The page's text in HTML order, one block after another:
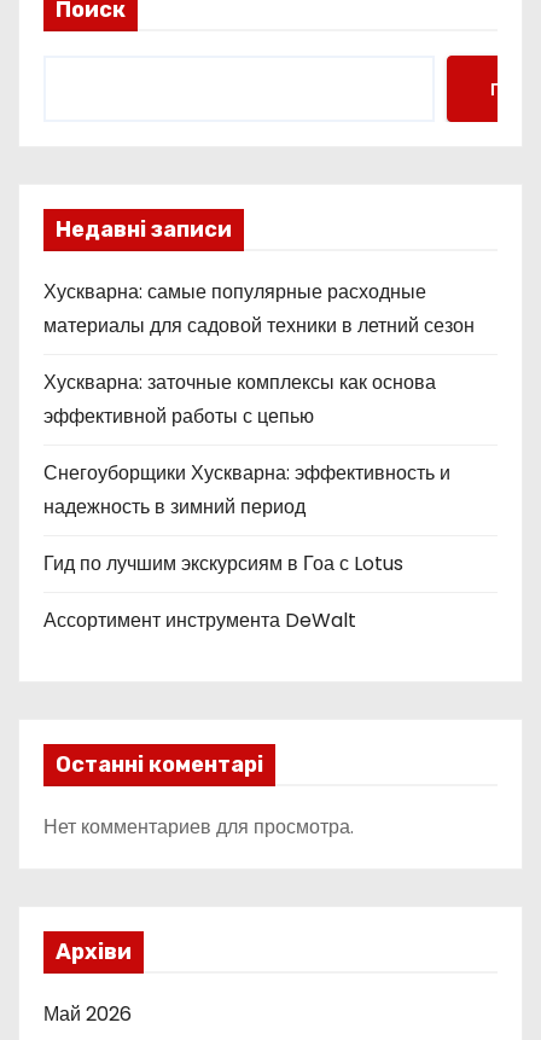
и
я
з
п
и
с
е
й
Поиск
Поиск
Недавні записи
Хускварна: самые популярные расходные
материалы для садовой техники в летний сезон
Хускварна: заточные комплексы как основа
эффективной работы с цепью
Снегоуборщики Хускварна: эффективность и
надежность в зимний период
Гид по лучшим экскурсиям в Гоа с Lotus
Ассортимент инструмента DeWalt
Останні коментарі
Нет комментариев для просмотра.
Архіви
Май 2026